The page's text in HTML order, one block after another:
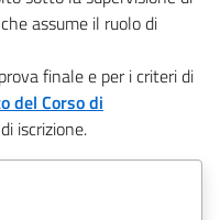
assume il ruolo di
finale e per i criteri di
del Corso di
iscrizione.